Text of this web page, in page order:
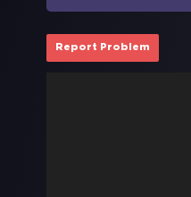
Report Problem